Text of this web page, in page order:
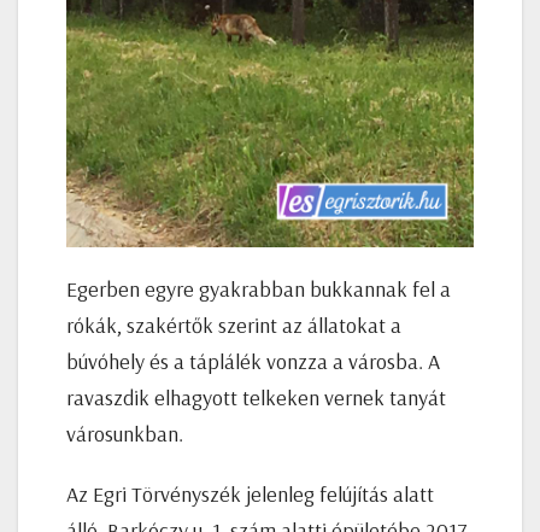
Egerben egyre gyakrabban bukkannak fel a
rókák, szakértők szerint az állatokat a
búvóhely és a táplálék vonzza a városba. A
ravaszdik elhagyott telkeken vernek tanyát
városunkban.
Az Egri Törvényszék jelenleg felújítás alatt